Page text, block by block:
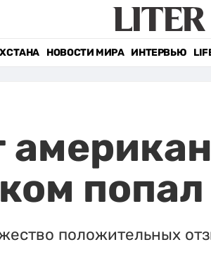
НОВОСТИ МИРА ИНТЕРВЬЮ
положительных